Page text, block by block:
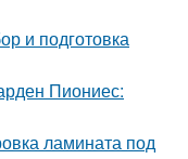
и подготовка
Пиониес:
ламината под